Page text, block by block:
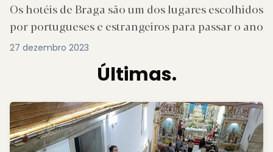
Os hotéis de Braga são um dos lugares escolhidos
por portugueses e estrangeiros para passar o ano
27 dezembro 2023
Últimas.